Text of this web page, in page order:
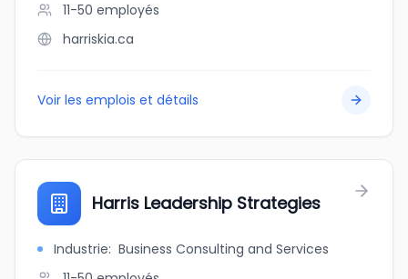
11-50 employés
harriskia.ca
Voir les emplois et détails
Harris Leadership Strategies
Industrie: Business Consulting and Services